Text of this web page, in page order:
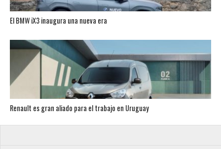
El BMW iX3 inaugura una nueva era
Renault es gran aliado para el trabajo en Uruguay